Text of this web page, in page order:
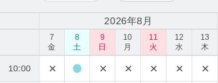
2026年8月
7
金
8
土
9
日
10
月
11
火
12
水
13
木
10:00